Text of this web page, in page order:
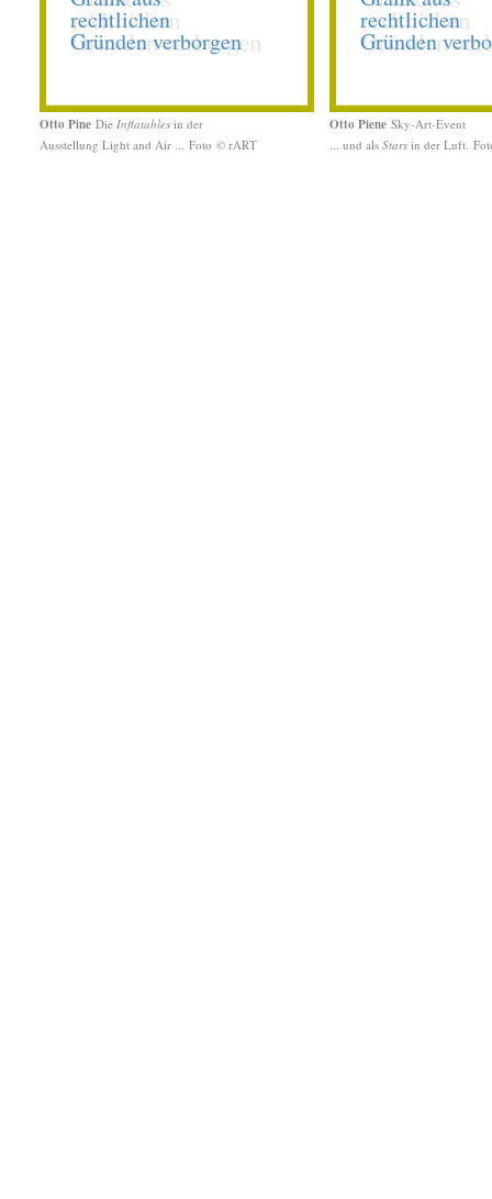
Otto Pine Die Inflatables in der
Ausstellung Light and Air ... Foto © rART
Otto Piene Sky-Art-Event
... und als Stars in der Luft.